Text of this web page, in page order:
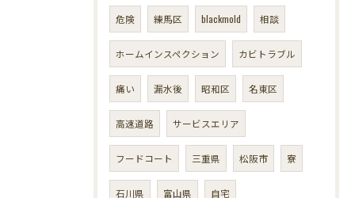
危険 練馬区 blackmold 相談
ホームインスペクション カビトラブル
痛い 漏水後 昭和区 名東区
高速道路 サービスエリア
フードコート 三重県 松阪市 寮
石川県 富山県 自宅